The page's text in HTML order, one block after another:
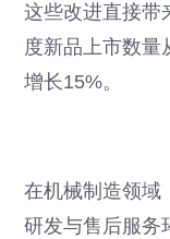
这些改进直接带
度新品上市数量
增长15%。
在机械制造领域
研发与售后服务